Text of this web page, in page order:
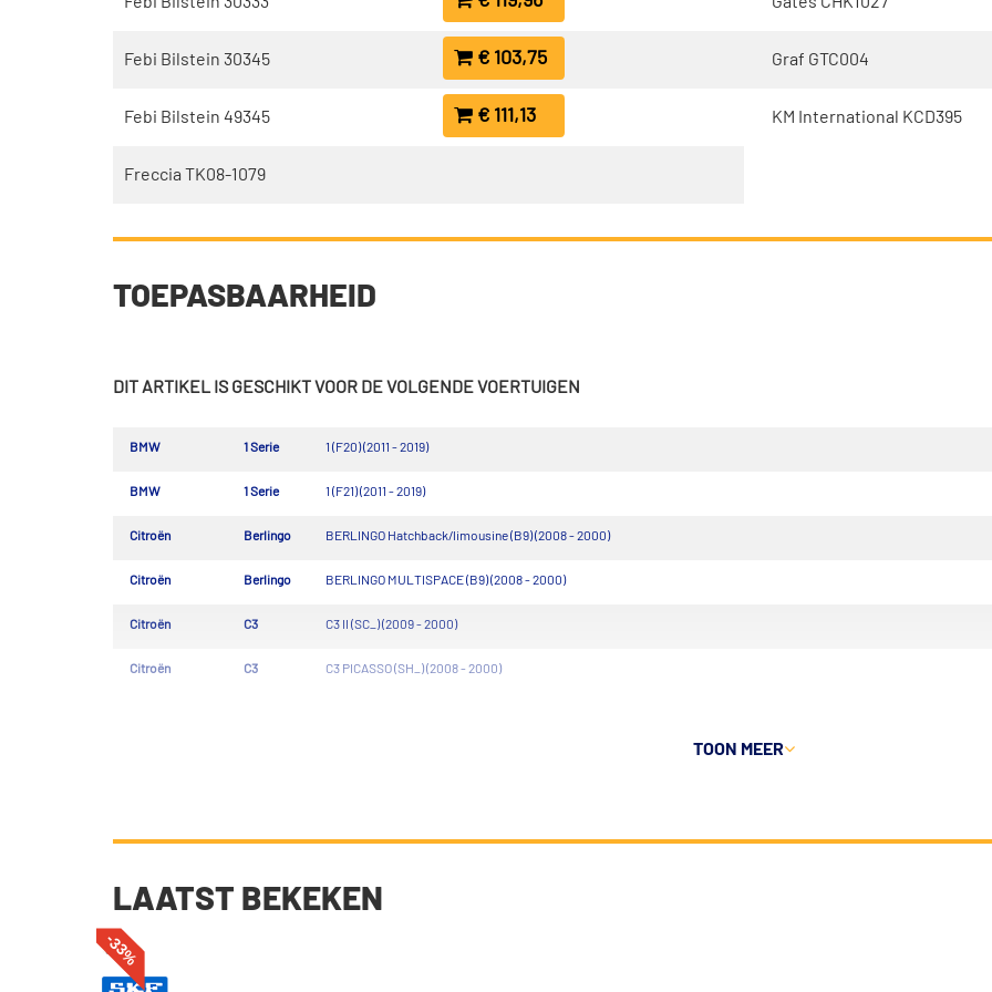
Febi Bilstein 30345 € 103,75
Febi Bilstein 49345 € 111,13
Freccia TK08-1079
Graf GTC004
KM International KCD395
TOEPASBAARHEID
DIT ARTIKEL IS GESCHIKT VOOR DE VOLGENDE VOERTUIGEN
BMW 1 Serie 1 (F20) (2011 - 2019)
BMW 1 Serie 1 (F21) (2011 - 2019)
Citroën Berlingo BERLINGO Hatchback/limousine (B9) (2008 - 2000)
Citroën Berlingo BERLINGO MULTISPACE (B9) (2008 - 2000)
Citroën C3 C3 II (SC_) (2009 - 2000)
Citroën C3 C3 PICASSO (SH_) (2008 - 2000)
TOON MEER
LAATST BEKEKEN
-33%